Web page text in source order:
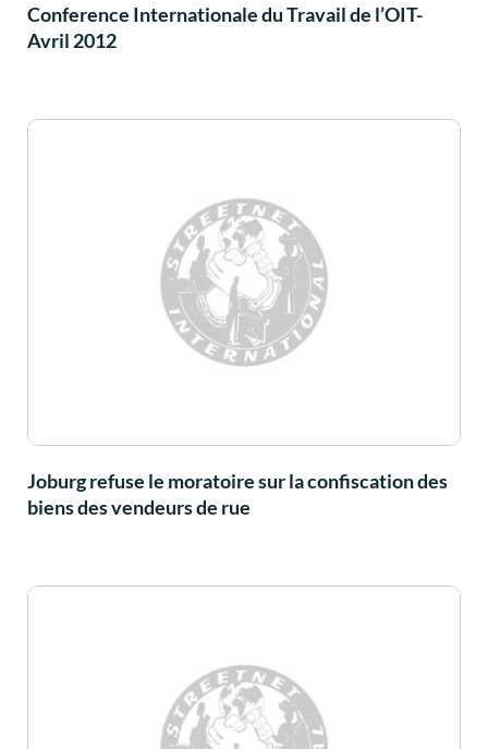
Conference Internationale du Travail de l’OIT-
Avril 2012
Joburg refuse le moratoire sur la confiscation des
biens des vendeurs de rue